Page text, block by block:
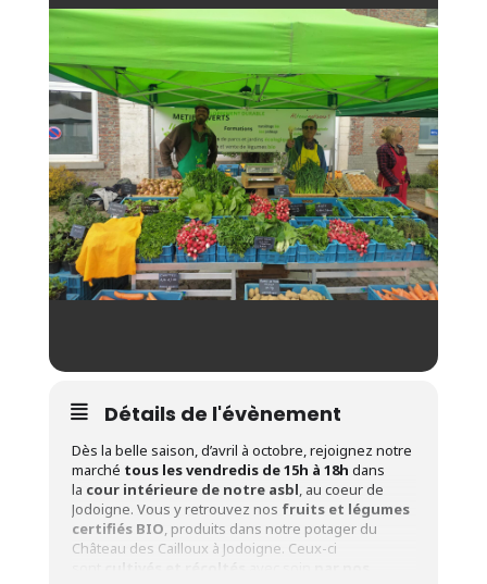
Détails de l'évènement
Dès la belle saison, d’avril à octobre, rejoignez notre
marché tous les vendredis de 15h à 18h dans
la cour intérieure de notre asbl, au coeur de
Jodoigne. Vous y retrouvez nos fruits et légumes
certifiés BIO, produits dans notre potager du
Château des Cailloux à Jodoigne. Ceux-ci